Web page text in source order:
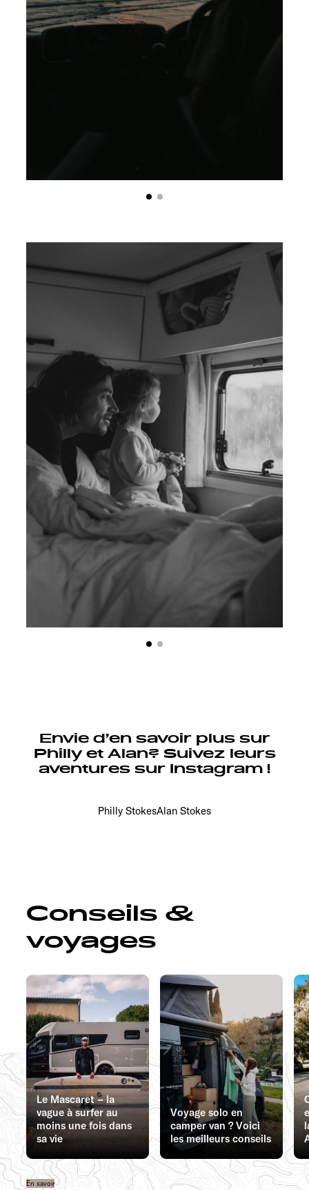
Envie d’en savoir plus sur
Philly et Alan? Suivez leurs
aventures sur Instagram !
Philly StokesAlan Stokes
Conseils &
voyages
Le Mascaret – la
vague à surfer au
moins une fois dans
sa vie
Voyage solo en
camper van ? Voici
les meilleurs conseils
En savoir